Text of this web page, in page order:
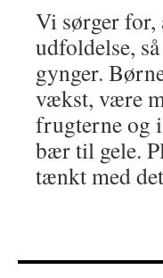
Vi sørger
udfoldelse,
gynger.
vækst, være
frugterne og
bær til gele.
tænkt med